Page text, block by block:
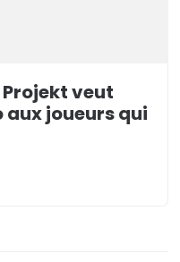
Projekt veut
joueurs qui